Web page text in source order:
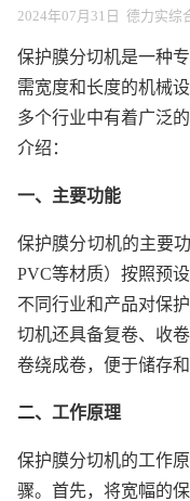
2024年07月31日 德力实综
保护膜分切机是一种
需宽度和长度的机械
多个行业中有着广泛
介绍：
一、主要功能
保护膜分切机的主要
PVC等材质）按照预
不同行业和产品对保
切机还具备复卷、收
卷绕成卷，便于储存和
二、工作原理
保护膜分切机的工作
骤。首先，将宽幅的